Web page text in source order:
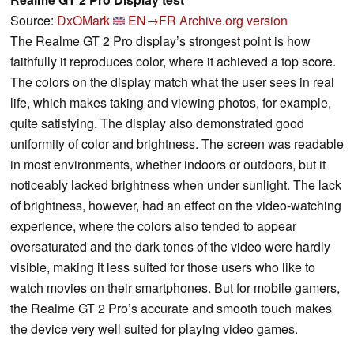
Source: DxOMark EN→FR Archive.org version
The Realme GT 2 Pro display’s strongest point is how
faithfully it reproduces color, where it achieved a top score.
The colors on the display match what the user sees in real
life, which makes taking and viewing photos, for example,
quite satisfying. The display also demonstrated good
uniformity of color and brightness. The screen was readable
in most environments, whether indoors or outdoors, but it
noticeably lacked brightness when under sunlight. The lack
of brightness, however, had an effect on the video-watching
experience, where the colors also tended to appear
oversaturated and the dark tones of the video were hardly
visible, making it less suited for those users who like to
watch movies on their smartphones. But for mobile gamers,
the Realme GT 2 Pro’s accurate and smooth touch makes
the device very well suited for playing video games.